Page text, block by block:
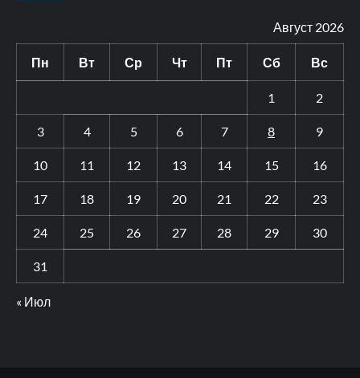
Август 2026
Пн Вт Ср Чт Пт Сб Вс
1 2
3 4 5 6 7 8 9
10 11 12 13 14 15 16
17 18 19 20 21 22 23
24 25 26 27 28 29 30
31
« Июл